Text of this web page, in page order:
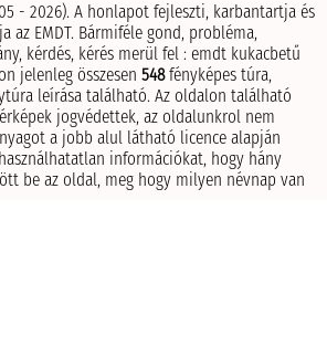
- 2026). A honlapot fejleszti, karbantartja és
az EMDT. Bármiféle gond, probléma,
kérdés, kérés merül fel : emdt kukacbetű
jelenleg összesen 548fényképes túra,
leírása található. Az oldalon található
jogvédettek, az oldalunkrol nem
a jobb alul látható licence alapján
információkat, hogy hány
be az oldal, meg hogy milyen névnap van